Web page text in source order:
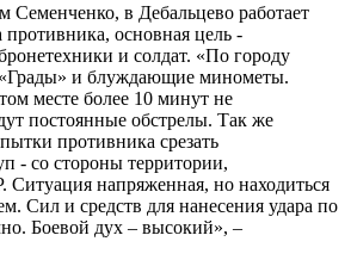
Семенченко, в Дебальцево работает
противника, основная цель -
и солдат. «По городу
и блуждающие минометы.
месте более 10 минут не
постоянные обстрелы. Так же
противника срезать
- со стороны территории,
напряженная, но находиться
Сил и средств для нанесения удара по
Боевой дух – высокий», –